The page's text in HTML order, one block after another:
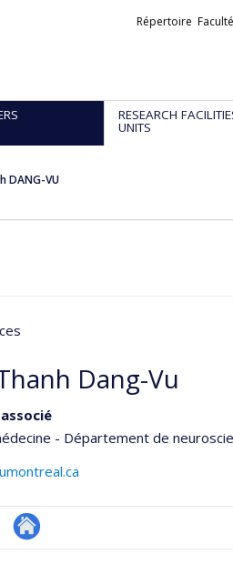
Liens
Répertoire
RESEARCH
UNITS
DANG-VU
Dang-Vu
- Département de
Autre